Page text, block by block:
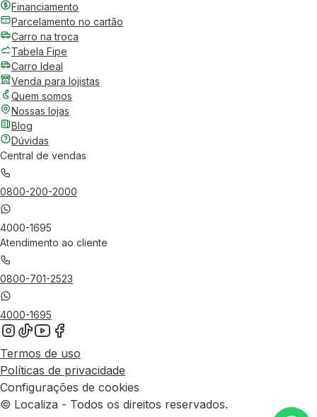
Financiamento
Parcelamento no cartão
Carro na troca
Tabela Fipe
Carro Ideal
Venda para lojistas
Quem somos
Nossas lojas
Blog
Dúvidas
Central de vendas
0800-200-2000
4000-1695
Atendimento ao cliente
0800-701-2523
4000-1695
Termos de uso
Políticas de privacidade
Configurações de cookies
© Localiza - Todos os direitos reservados.